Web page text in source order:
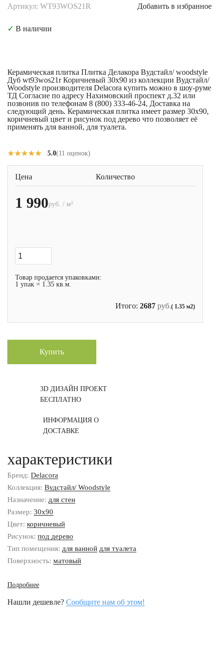
Артикул: WT93WOS21R Добавить в избранное
✓ В наличии
Керамическая плитка Плитка Делакора Вудстайл/ woodstyle
Дуб wt93wos21r Коричневый 30x90 из коллекции Вудстайл/
Woodstyle производителя Delacora купить можно в шоу-руме
ТД Согласие по адресу Нахимовский проспект д.32 или
позвонив по телефонам 8 (800) 333-46-24, Доставка на
следующий день. Керамическая плитка имеет размер 30x90,
коричневый цвет и рисунок под дерево что позволяет её
применять для ванной, для туалета.
★★★★★
★★★★★ 5.0(11 оценок)
Цена Количество
1 990руб. / м²
Товар продается упаковками:
1 упак = 1.35 кв.м.
Итого: 2687 руб.( 1.35 м2)
Купить
3D ДИЗАЙН ПРОЕКТ
БЕСПЛАТНО
ИНФОРМАЦИЯ О
ДОСТАВКЕ
характеристики
Бренд: Delacora
Коллекция: Вудстайл/ Woodstyle
Назначение: для стен
Размер: 30x90
Цвет: коричневый
Рисунок: под дерево
Тип помещения: для ванной для туалета
Поверхность: матовый
Подробнее
Нашли дешевле? Сообщите нам об этом!